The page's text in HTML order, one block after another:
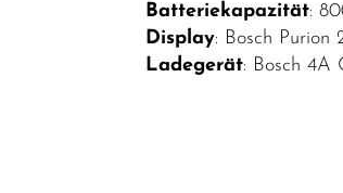
Batteriekapazität:
Display: Bosch Purion
Ladegerät: Bosch 4A